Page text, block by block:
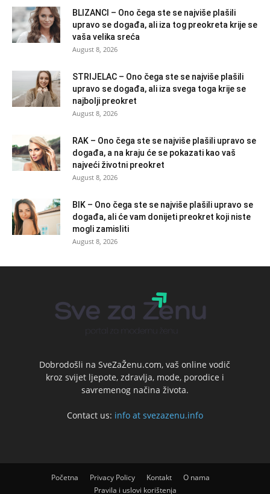
BLIZANCI – Ono čega ste se najviše plašili
upravo se događa, ali iza tog preokreta krije se
vaša velika sreća
August 8, 2026
STRIJELAC – Ono čega ste se najviše plašili
upravo se događa, ali iza svega toga krije se
najbolji preokret
August 8, 2026
RAK – Ono čega ste se najviše plašili upravo se
događa, a na kraju će se pokazati kao vaš
najveći životni preokret
August 8, 2026
BIK – Ono čega ste se najviše plašili upravo se
događa, ali će vam donijeti preokret koji niste
mogli zamisliti
August 8, 2026
Dobrodošli na SveZaŽenu.com, vaš online vodič
kroz svijet ljepote, zdravlja, mode, porodice i
savremenog načina života.
Contact us: info at svezazenu.info
Početna Privacy Policy Kontakt
O nama
Pravila i uslovi korištenja